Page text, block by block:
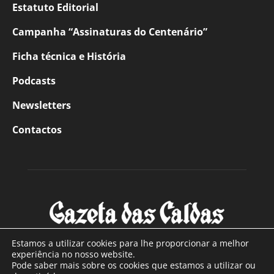
Estatuto Editorial
Campanha “Assinaturas do Centenário”
Ficha técnica e História
Podcasts
Newsletters
Contactos
SOBRE NÓS
Estamos a utilizar cookies para lhe proporcionar a melhor
experiência no nosso website.
Pode saber mais sobre os cookies que estamos a utilizar ou